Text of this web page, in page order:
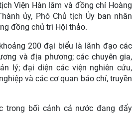
Viện Hàn lâm và đồng chí Hoàng
ủy, Phó Chủ tịch Ủy ban nhân
đồng chủ trì Hội thảo.
200 đại biểu là lãnh đạo các
và địa phương; các chuyên gia,
lý; đại diện các viện nghiên cứu,
và các cơ quan báo chí, truyền
trong bối cảnh cả nước đang đẩy